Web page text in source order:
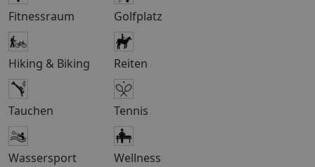
Hotels /Unterkünfte beträgt die Steuer pro Zimmer und
pro Nacht ca. 4 EUR. Einreisebestimmungen,
Informationen und Formblätter nach EU-
Pauschalreiserichtlinie: https://www.medina-
reisen.de/Home/Pauschalreiserichtlinie Dieses Haus ist
für Personen mit eingeschränkter Mobilität
grundsätzlich nicht geeignet. Ob es dennoch Ihren
individuellen Bedürfnissen entspricht, erfragen Sie bitte
bei Ihrem Reisebüro. (Alle Angaben mit Stand bei
Veröffentlichung; Änderungen vorbehalten.)
Fitnessraum Golfplatz
Hiking & Biking Reiten
Tauchen Tennis
Wassersport Wellness